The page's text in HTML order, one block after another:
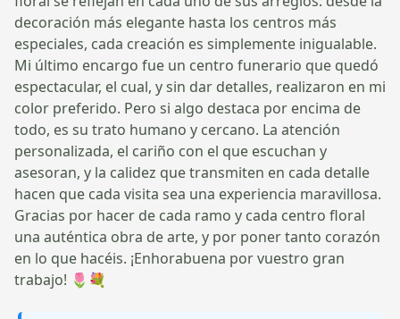
decoración más elegante hasta los centros más
especiales, cada creación es simplemente inigualable.
Mi último encargo fue un centro funerario que quedó
espectacular, el cual, y sin dar detalles, realizaron en mi
color preferido. Pero si algo destaca por encima de
todo, es su trato humano y cercano. La atención
personalizada, el cariño con el que escuchan y
asesoran, y la calidez que transmiten en cada detalle
hacen que cada visita sea una experiencia maravillosa.
Gracias por hacer de cada ramo y cada centro floral
una auténtica obra de arte, y por poner tanto corazón
en lo que hacéis. ¡Enhorabuena por vuestro gran
trabajo! 🌷💐